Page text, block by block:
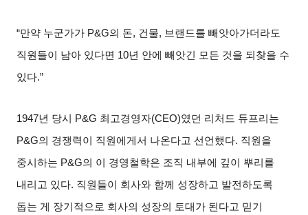
“만약 누군가가 P&G의 돈, 건물, 브랜드를 빼앗아가더라도
직원들이 남아 있다면 10년 안에 빼앗긴 모든 것을 되찾을 수
있다.”
1947년 당시 P&G 최고경영자(CEO)였던 리처드 듀프리는
P&G의 경쟁력이 직원에게서 나온다고 선언했다. 직원을
중시하는 P&G의 이 경영철학은 조직 내부에 깊이 뿌리를
내리고 있다. 직원들이 회사와 함께 성장하고 발전하도록
돕는 게 장기적으로 회사의 성장의 토대가 된다고 믿기